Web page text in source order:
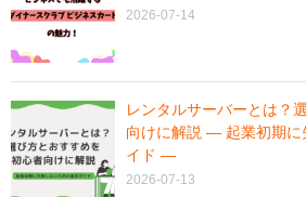
2026-07-14
レンタルサーバーとは？
向けに解説 ― 起業初期に
イド ―
2026-07-13